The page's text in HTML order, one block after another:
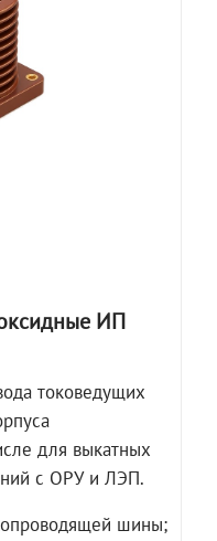
ИП
токоведущих
для выкатных
с ОРУ и ЛЭП.
шины;